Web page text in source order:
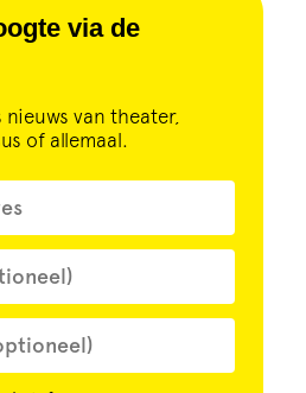
via de
nieuws van theater,
of allemaal.